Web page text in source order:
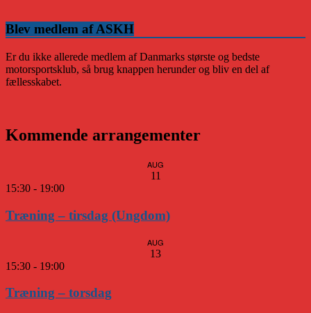
Blev medlem af ASKH
Er du ikke allerede medlem af Danmarks største og bedste
motorsportsklub, så brug knappen herunder og bliv en del af
fællesskabet.
Kommende arrangementer
AUG
11
15:30 - 19:00
Træning – tirsdag (Ungdom)
AUG
13
15:30 - 19:00
Træning – torsdag